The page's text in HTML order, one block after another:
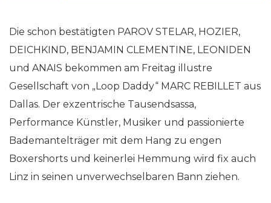
Die schon bestätigten PAROV STELAR, HOZIER,
DEICHKIND, BENJAMIN CLEMENTINE, LEONIDEN
und ANAIS bekommen am Freitag illustre
Gesellschaft von „Loop Daddy“ MARC REBILLET aus
Dallas. Der exzentrische Tausendsassa,
Performance Künstler, Musiker und passionierte
Bademantelträger mit dem Hang zu engen
Boxershorts und keinerlei Hemmung wird fix auch
Linz in seinen unverwechselbaren Bann ziehen.